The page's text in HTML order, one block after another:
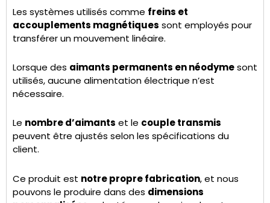
Les systèmes utilisés comme freins et
accouplements magnétiques sont employés pour
transférer un mouvement linéaire.
Lorsque des aimants permanents en néodymesont
utilisés, aucune alimentation électrique n’est
nécessaire.
Le nombre d’aimants et le couple transmis
peuvent être ajustés selon les spécifications du
client.
Ce produit est notre propre fabrication, et nous
pouvons le produire dans des dimensions